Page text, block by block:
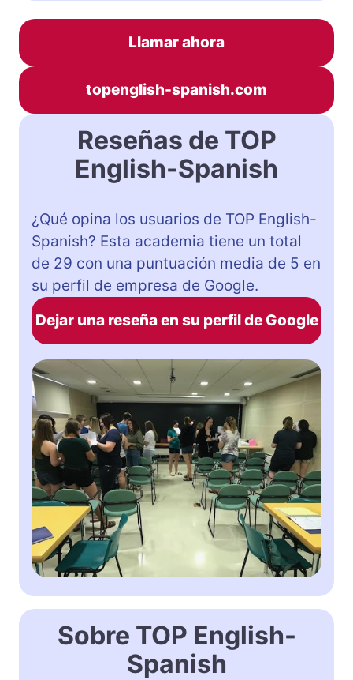
Llamar ahora
topenglish-spanish.com
Reseñas de TOP
English-Spanish
¿Qué opina los usuarios de TOP English-
Spanish? Esta academia tiene un total
de 29 con una puntuación media de 5 en
su perfil de empresa de Google.
Dejar una reseña en su perfil de Google
Sobre TOP English-
Spanish